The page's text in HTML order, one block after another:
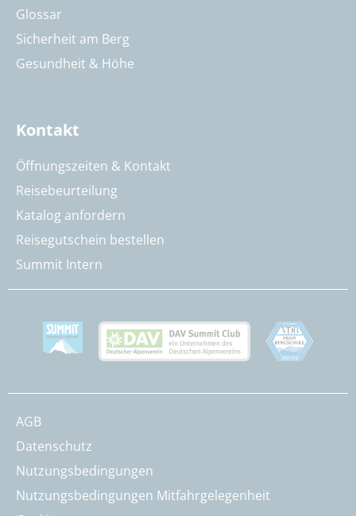
Glossar
Sicherheit am Berg
Gesundheit & Höhe
Kontakt
Öffnungszeiten & Kontakt
Reisebeurteilung
Katalog anfordern
Reisegutschein bestellen
Summit Intern
AGB
Datenschutz
Nutzungsbedingungen
Nutzungsbedingungen Mitfahrgelegenheit